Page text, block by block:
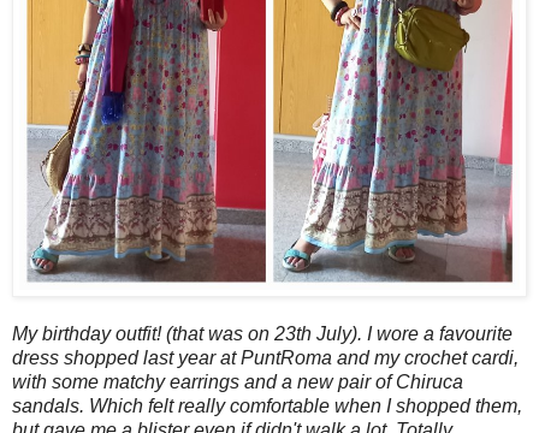
My birthday outfit! (that was on 23th July). I wore a favourite
dress shopped last year at PuntRoma and my crochet cardi,
with some matchy earrings and a new pair of Chiruca
sandals. Which felt really comfortable when I shopped them,